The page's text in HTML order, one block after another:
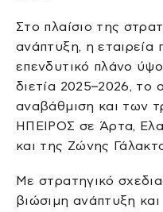
Στο πλαίσιο της
ανάπτυξη, η εταιρεία
επενδυτικό πλάνο
διετία 2025–2026,
αναβάθμιση και των
ΗΠΕΙΡΟΣ σε Άρτα,
και της Ζώνης
Με στρατηγικό
βιώσιμη ανάπτυξη